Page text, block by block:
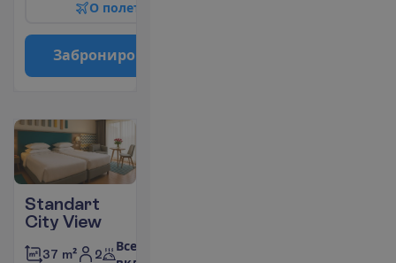
О полет
Заброниро
Standart
City View
37 m² 2
Все